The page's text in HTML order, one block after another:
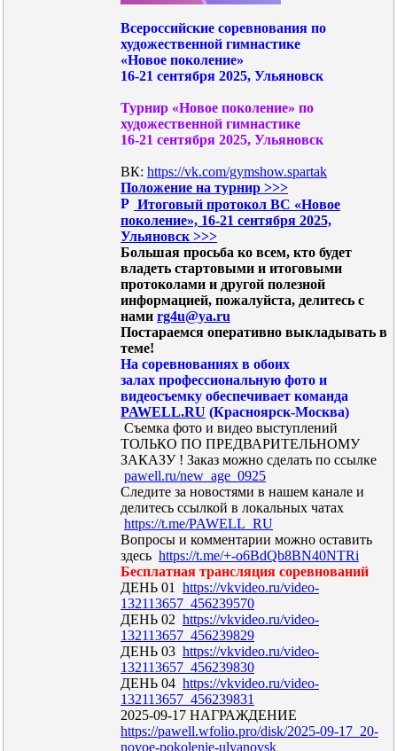
Всероссийские соревнования по
художественной гимнастике
«Новое поколение»
16-21 сентября 2025, Ульяновск
Турнир «Новое поколение» по
художественной гимнастике
16-21 сентября 2025, Ульяновск
ВК: https://vk.com/gymshow.spartak
Положение на турнир >>>
Итоговый протокол ВС «Новое
поколение», 16-21 сентября 2025,
Ульяновск >>>
Большая просьба ко всем, кто будет
владеть стартовыми и итоговыми
протоколами и другой полезной
информацией, пожалуйста, делитесь с
нами rg4u@ya.ru
Постараемся оперативно выкладывать в
теме!
На соревнованиях в обоих
залах профессиональную фото и
видеосъемку обеспечивает команда
PAWELL.RU (Красноярск-Москва)
Съемка фото и видео выступлений
ТОЛЬКО ПО ПРЕДВАРИТЕЛЬНОМУ
ЗАКАЗУ ! Заказ можно сделать по ссылке
pawell.ru/new_age_0925
Следите за новостями в нашем канале и
делитесь ссылкой в локальных чатах
https://t.me/PAWELL_RU
Вопросы и комментарии можно оставить
здесь https://t.me/+-o6BdQb8BN40NTRi
Бесплатная трансляция соревнований
ДЕНЬ 01
https://vkvideo.ru/video-
132113657_456239570
ДЕНЬ 02 https://vkvideo.ru/video-
132113657_456239829
ДЕНЬ 03 https://vkvideo.ru/video-
132113657_456239830
ДЕНЬ 04 https://vkvideo.ru/video-
132113657_456239831
2025-09-17 НАГРАЖДЕНИЕ
https://pawell.wfolio.pro/disk/2025-09-17_20-
novoe-pokolenie-ulyanovsk